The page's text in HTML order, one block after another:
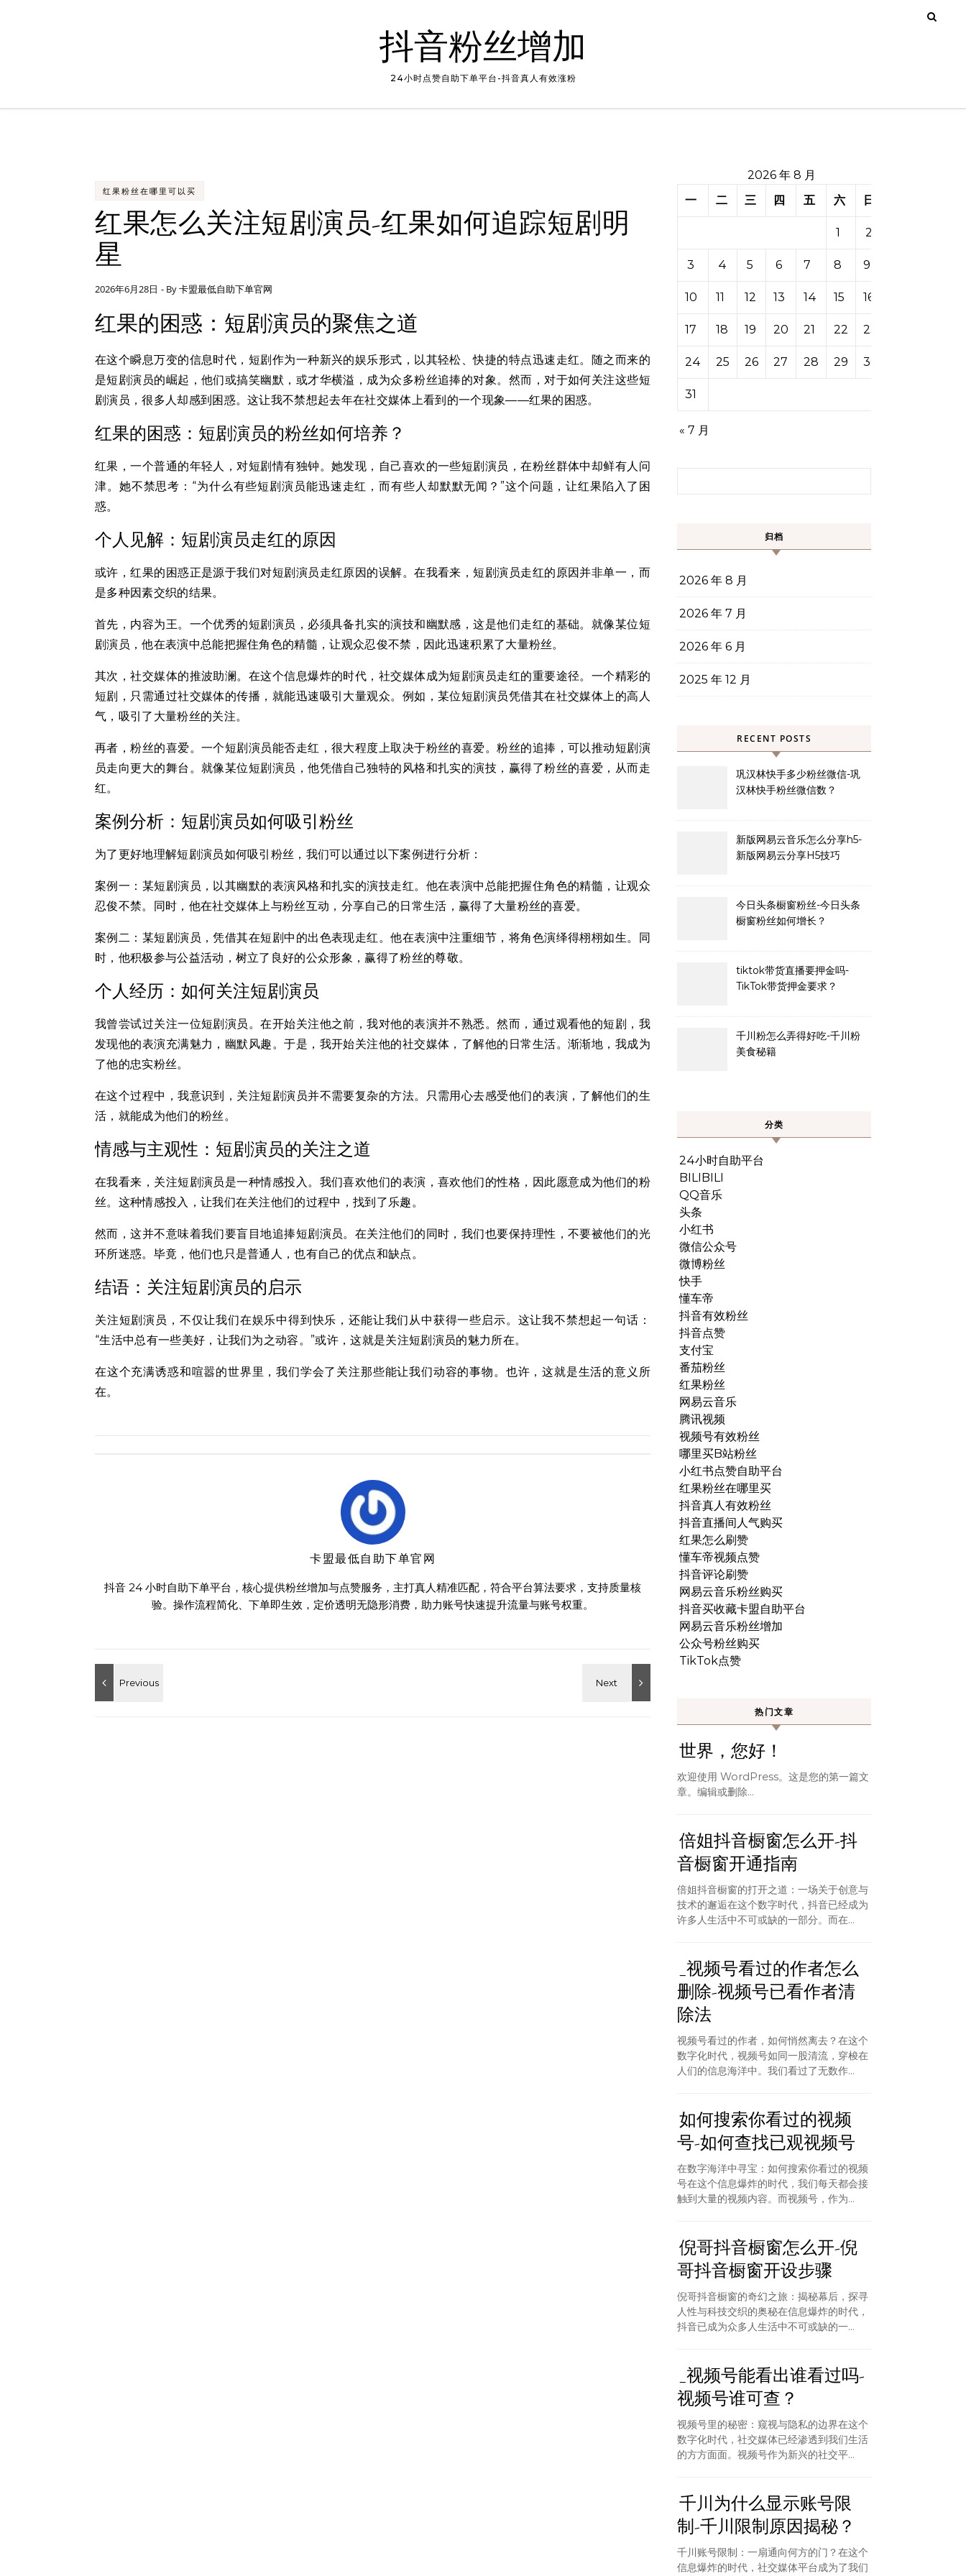
抖音粉丝增加
24小时点赞自助下单平台-抖音真人有效涨粉
红果粉丝在哪里可以买
红果怎么关注短剧演员-红果如何追踪短剧明
星
2026年6月28日 - By卡盟最低自助下单官网
红果的困惑：短剧演员的聚焦之道
在这个瞬息万变的信息时代，短剧作为一种新兴的娱乐形式，以其轻松、快捷的特点迅速走红。随之而来的
是短剧演员的崛起，他们或搞笑幽默，或才华横溢，成为众多粉丝追捧的对象。然而，对于如何关注这些短
剧演员，很多人却感到困惑。这让我不禁想起去年在社交媒体上看到的一个现象——红果的困惑。
红果的困惑：短剧演员的粉丝如何培养？
红果，一个普通的年轻人，对短剧情有独钟。她发现，自己喜欢的一些短剧演员，在粉丝群体中却鲜有人问
津。她不禁思考：“为什么有些短剧演员能迅速走红，而有些人却默默无闻？”这个问题，让红果陷入了困
惑。
个人见解：短剧演员走红的原因
或许，红果的困惑正是源于我们对短剧演员走红原因的误解。在我看来，短剧演员走红的原因并非单一，而
是多种因素交织的结果。
首先，内容为王。一个优秀的短剧演员，必须具备扎实的演技和幽默感，这是他们走红的基础。就像某位短
剧演员，他在表演中总能把握住角色的精髓，让观众忍俊不禁，因此迅速积累了大量粉丝。
其次，社交媒体的推波助澜。在这个信息爆炸的时代，社交媒体成为短剧演员走红的重要途径。一个精彩的
短剧，只需通过社交媒体的传播，就能迅速吸引大量观众。例如，某位短剧演员凭借其在社交媒体上的高人
气，吸引了大量粉丝的关注。
再者，粉丝的喜爱。一个短剧演员能否走红，很大程度上取决于粉丝的喜爱。粉丝的追捧，可以推动短剧演
员走向更大的舞台。就像某位短剧演员，他凭借自己独特的风格和扎实的演技，赢得了粉丝的喜爱，从而走
红。
案例分析：短剧演员如何吸引粉丝
为了更好地理解短剧演员如何吸引粉丝，我们可以通过以下案例进行分析：
案例一：某短剧演员，以其幽默的表演风格和扎实的演技走红。他在表演中总能把握住角色的精髓，让观众
忍俊不禁。同时，他在社交媒体上与粉丝互动，分享自己的日常生活，赢得了大量粉丝的喜爱。
案例二：某短剧演员，凭借其在短剧中的出色表现走红。他在表演中注重细节，将角色演绎得栩栩如生。同
时，他积极参与公益活动，树立了良好的公众形象，赢得了粉丝的尊敬。
个人经历：如何关注短剧演员
我曾尝试过关注一位短剧演员。在开始关注他之前，我对他的表演并不熟悉。然而，通过观看他的短剧，我
发现他的表演充满魅力，幽默风趣。于是，我开始关注他的社交媒体，了解他的日常生活。渐渐地，我成为
了他的忠实粉丝。
在这个过程中，我意识到，关注短剧演员并不需要复杂的方法。只需用心去感受他们的表演，了解他们的生
活，就能成为他们的粉丝。
情感与主观性：短剧演员的关注之道
在我看来，关注短剧演员是一种情感投入。我们喜欢他们的表演，喜欢他们的性格，因此愿意成为他们的粉
丝。这种情感投入，让我们在关注他们的过程中，找到了乐趣。
然而，这并不意味着我们要盲目地追捧短剧演员。在关注他们的同时，我们也要保持理性，不要被他们的光
环所迷惑。毕竟，他们也只是普通人，也有自己的优点和缺点。
结语：关注短剧演员的启示
关注短剧演员，不仅让我们在娱乐中得到快乐，还能让我们从中获得一些启示。这让我不禁想起一句话：
“生活中总有一些美好，让我们为之动容。”或许，这就是关注短剧演员的魅力所在。
在这个充满诱惑和喧嚣的世界里，我们学会了关注那些能让我们动容的事物。也许，这就是生活的意义所
在。
卡盟最低自助下单官网
抖音 24 小时自助下单平台，核心提供粉丝增加与点赞服务，主打真人精准匹配，符合平台算法要求，支持质量核
验。操作流程简化、下单即生效，定价透明无隐形消费，助力账号快速提升流量与账号权重。
2026 年 8 月
一
二 三 四 五 六 日
1 2
3 4 5 6 7 8 9
10 11 12 13 14 15 16
17 18 19 20 21 22 23
24 25 26 27 28 29 30
31
« 7 月
归档
2026 年 8 月
2026 年 7 月
2026 年 6 月
2025 年 12 月
RECENT POSTS
巩汉林快手多少粉丝微信-巩
汉林快手粉丝微信数？
新版网易云音乐怎么分享h5-
新版网易云分享H5技巧
今日头条橱窗粉丝-今日头条
橱窗粉丝如何增长？
tiktok带货直播要押金吗-
TikTok带货押金要求？
千川粉怎么弄得好吃-千川粉
美食秘籍
分类
24小时自助平台
BILIBILI
QQ音乐
头条
小红书
微信公众号
微博粉丝
快手
懂车帝
抖音有效粉丝
抖音点赞
支付宝
番茄粉丝
红果粉丝
网易云音乐
腾讯视频
视频号有效粉丝
哪里买B站粉丝
小红书点赞自助平台
红果粉丝在哪里买
抖音真人有效粉丝
抖音直播间人气购买
红果怎么刷赞
懂车帝视频点赞
抖音评论刷赞
网易云音乐粉丝购买
抖音买收藏卡盟自助平台
网易云音乐粉丝增加
公众号粉丝购买
TikTok点赞
热门文章
世界，您好！
欢迎使用 WordPress。这是您的第一篇文
章。编辑或删除…
倍姐抖音橱窗怎么开-抖
音橱窗开通指南
倍姐抖音橱窗的打开之道：一场关于创意与
技术的邂逅在这个数字时代，抖音已经成为
许多人生活中不可或缺的一部分。而在...
_视频号看过的作者怎么
删除-视频号已看作者清
除法
视频号看过的作者，如何悄然离去？在这个
数字化时代，视频号如同一股清流，穿梭在
人们的信息海洋中。我们看过了无数作...
如何搜索你看过的视频
号-如何查找已观视频号
在数字海洋中寻宝：如何搜索你看过的视频
号在这个信息爆炸的时代，我们每天都会接
触到大量的视频内容。而视频号，作为...
倪哥抖音橱窗怎么开-倪
哥抖音橱窗开设步骤
倪哥抖音橱窗的奇幻之旅：揭秘幕后，探寻
人性与科技交织的奥秘在信息爆炸的时代，
抖音已成为众多人生活中不可或缺的一...
_视频号能看出谁看过吗-
视频号谁可查？
视频号里的秘密：窥视与隐私的边界在这个
数字化时代，社交媒体已经渗透到我们生活
的方方面面。视频号作为新兴的社交平...
千川为什么显示账号限
制-千川限制原因揭秘？
千川账号限制：一扇通向何方的门？在这个
信息爆炸的时代，社交媒体平台成为了我们